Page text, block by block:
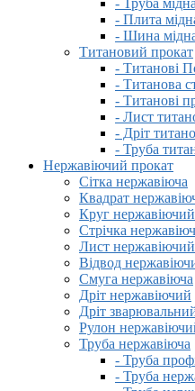
- Труба мідна
- Плита
- Шина
Титановий прокат
- Титанові
- Титанова
- Титанові
- Лист
- Дріт
- Труба
Нержавіючий прокат
Сітка нержавіюча
Квадрат
Круг нержавіючий
Стрічка
Лист нержавіючий
Відвод
Смуга нержавіюча
Дріт нержавіючий
Дріт
Рулон
Труба нержавіюча
- Труба
- Труба